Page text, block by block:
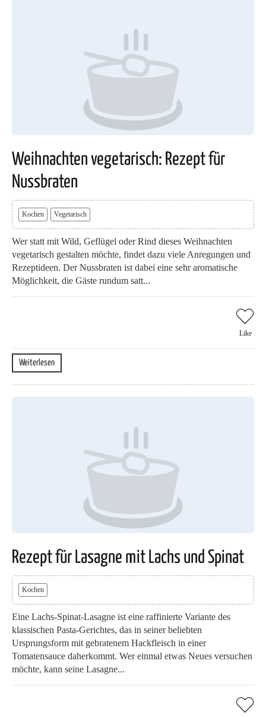
Weihnachten vegetarisch: Rezept für
Nussbraten
Kochen Vegetarisch
Wer statt mit Wild, Geflügel oder Rind dieses Weihnachten
vegetarisch gestalten möchte, findet dazu viele Anregungen und
Rezeptideen. Der Nussbraten ist dabei eine sehr aromatische
Möglichkeit, die Gäste rundum satt...
Like
Weiterlesen
Rezept für Lasagne mit Lachs und Spinat
Kochen
Eine Lachs-Spinat-Lasagne ist eine raffinierte Variante des
klassischen Pasta-Gerichtes, das in seiner beliebten
Ursprungsform mit gebratenem Hackfleisch in einer
Tomatensauce daherkommt. Wer einmal etwas Neues versuchen
möchte, kann seine Lasagne...